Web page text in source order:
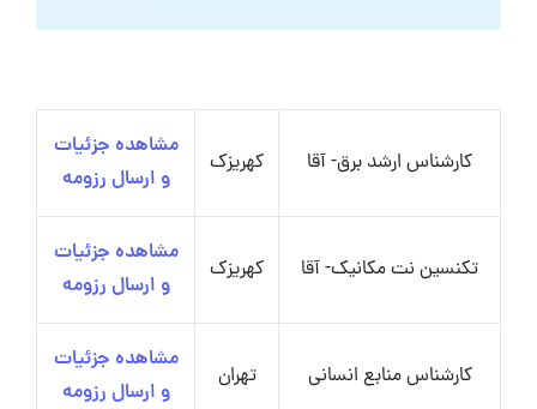
کارشناس ارشد برق- آقا کهریزک
مشاهده جزئیات
و ارسال رزومه
تکنسین نت مکانیک- آقا کهریزک
مشاهده جزئیات
و ارسال رزومه
کارشناس منابع انسانی تهران
مشاهده جزئیات
و ارسال رزومه